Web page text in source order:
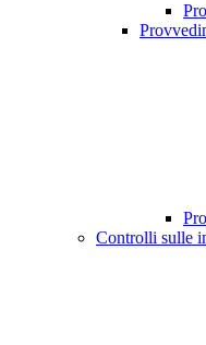
Controlli sulle